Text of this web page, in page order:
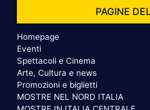
PAGINE
Homepage
Eventi
Spettacoli e Cinema
Arte, Cultura e news
Promozioni e biglietti
MOSTRE NEL NORD ITALIA